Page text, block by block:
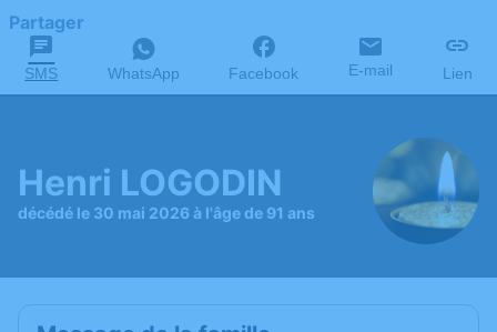
Partager
SMS WhatsApp Facebook E-mail Lien
Henri LOGODIN
décédé le 30 mai 2026 à l'âge de 91 ans